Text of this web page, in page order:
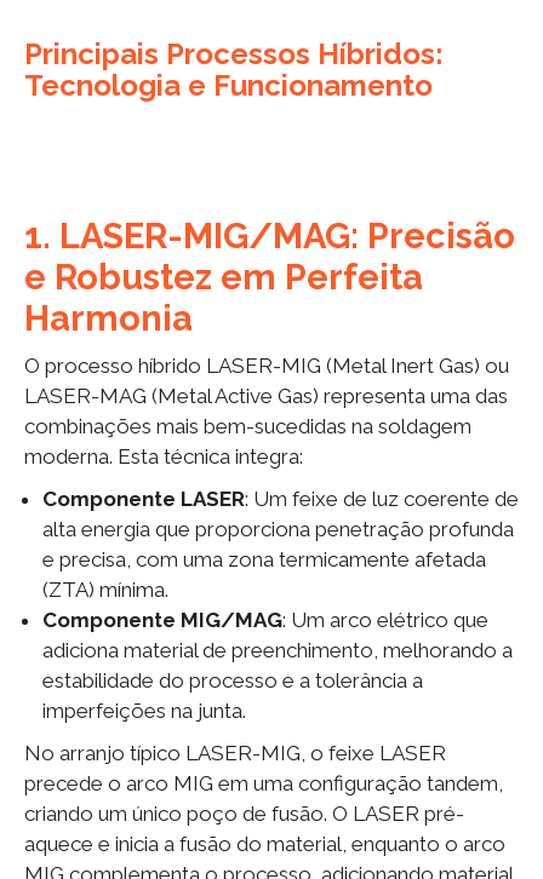
Principais Processos Híbridos:
Tecnologia e Funcionamento
1. LASER-MIG/MAG: Precisão
e Robustez em Perfeita
Harmonia
O processo híbrido LASER-MIG (Metal Inert Gas) ou
LASER-MAG (Metal Active Gas) representa uma das
combinações mais bem-sucedidas na soldagem
moderna. Esta técnica integra:
Componente LASER: Um feixe de luz coerente de
alta energia que proporciona penetração profunda
e precisa, com uma zona termicamente afetada
(ZTA) mínima.
Componente MIG/MAG: Um arco elétrico que
adiciona material de preenchimento, melhorando a
estabilidade do processo e a tolerância a
imperfeições na junta.
No arranjo típico LASER-MIG, o feixe LASER
precede o arco MIG em uma configuração tandem,
criando um único poço de fusão. O LASER pré-
aquece e inicia a fusão do material, enquanto o arco
MIG complementa o processo, adicionando material